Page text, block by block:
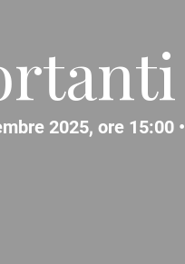
2025, ore 15:00 •